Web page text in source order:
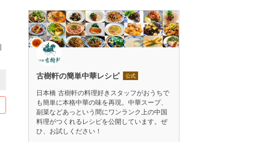
古樹軒の簡単中華レシピ 公式
日本橋 古樹軒の料理好きスタッフがおうちで
も簡単に本格中華の味を再現。中華スープ、
副菜などあっという間にワンランク上の中国
料理がつくれるレシピを公開しています。ぜ
ひ、お試しください！